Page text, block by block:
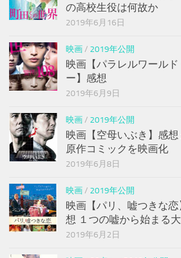
の高校生役は何故か
2019年6月16日
映画/ 2019年公開
映画【パラレルワールド
ー】感想
2019年6月9日
映画/ 2019年公開
映画【空母いぶき】感
原作コミックを映画化
2019年6月8日
映画/ 2019年公開
映画【パリ、嘘つきな
想 １つの嘘から始まる
2019年6月2日